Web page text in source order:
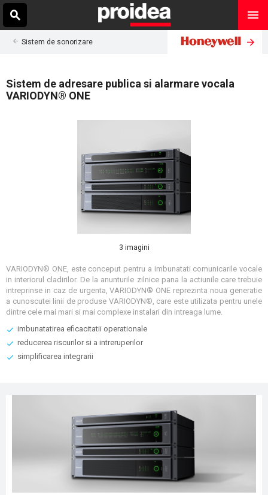
Sistem de sonorizare
Sistem de adresare publica si alarmare vocala
VARIODYN® ONE
3 imagini
VARIODYN® ONE, este conceput pentru a imbunatati comunicarile vocale
in interiorul cladirilor. De la anunturile zilnice pana la actiunile care trebuie
intreprinse in caz de urgenta, VARIODYN® ONE reprezinta noua generatie
a cunoscutei linii de produse VARIODYN®, care este utilizata pentru unele
dintre cele mai mari si mai complexe instalari din intreaga lume.
imbunatatirea eficacitatii operationale
reducerea riscurilor si a intreruperilor
simplificarea integrarii